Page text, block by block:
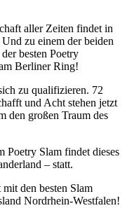
aller Zeiten findet in
zu einem der beiden
besten Poetry
Berliner Ring!
zu qualifizieren. 72
und Acht stehen jetzt
den großen Traum des
Poetry Slam findet dieses
– statt.
den besten Slam
Nordrhein-Westfalen!